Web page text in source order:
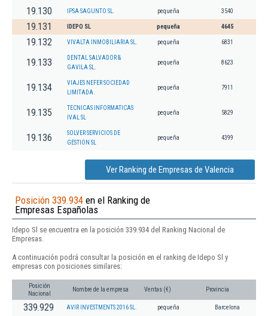
19.130 IPSA SAGUNTO SL. pequeña 3540
19.131 IDEPO SL pequeña 4645
19.132 VIVALTA INMOBILIARIA SL. pequeña 6831
19.133
DENTAL SALVADOR &
GAVILA SL.
pequeña 8623
19.134
VIAJES NEFER SOCIEDAD
LIMITADA.
pequeña 7911
19.135
TECNICAS INFORMATICAS
IVAL SL
pequeña 5829
19.136
SOLVER SERVICIOS DE
GESTION SL
pequeña 4399
Ver Ranking de Empresas de Valencia
Posición 339.934 en el Ranking de
Empresas Españolas
Idepo Sl se encuentra en la posición 339.934 del Ranking Nacional de
Empresas.
A continuación podrá consultar la posición en el ranking de Idepo Sl y
empresas con posiciones similares:
Posición
Nacional
Nombre de la empresa Ventas (€) Provincia
339.929 AVIR INVESTMENTS 2016 SL. pequeña Barcelona